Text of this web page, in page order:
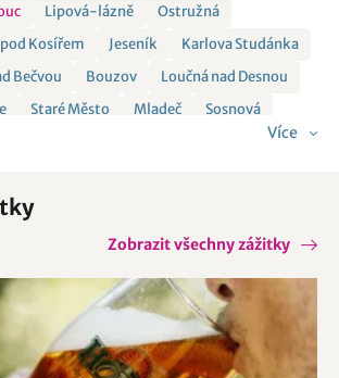
Lipová-lázně
Ostružná
Kosířem
Jeseník
Karlova Studánka
Bečvou
Bouzov
Loučná nad Desnou
Staré Město Mladeč
Sosnová
Dolní Moravice
Supíkovice Úsov
Úvalno
Více
Zobrazit všechny zážitky